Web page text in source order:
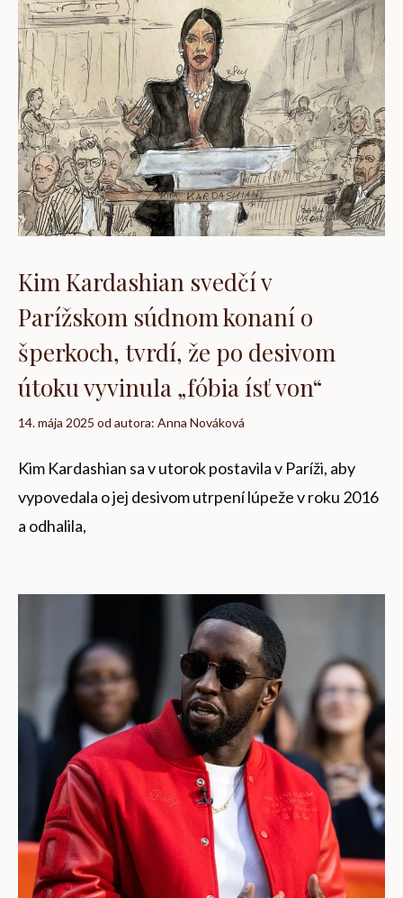
Kim Kardashian svedčí v
Parížskom súdnom konaní o
šperkoch, tvrdí, že po desivom
útoku vyvinula „fóbia ísť von“
14. mája 2025 od autora: Anna Nováková
Kim Kardashian sa v utorok postavila v Paríži, aby
vypovedala o jej desivom utrpení lúpeže v roku 2016
a odhalila,